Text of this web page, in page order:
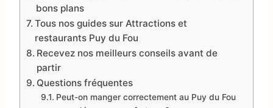
bons plans
Tous nos guides sur Attractions et
restaurants Puy du Fou
Recevez nos meilleurs conseils avant de
partir
Questions fréquentes
Peut-on manger correctement au Puy du Fou